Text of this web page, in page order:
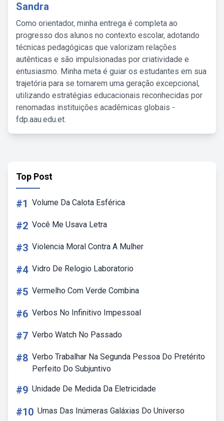
Sandra
Como orientador, minha entrega é completa ao
progresso dos alunos no contexto escolar, adotando
técnicas pedagógicas que valorizam relações
autênticas e são impulsionadas por criatividade e
entusiasmo. Minha meta é guiar os estudantes em sua
trajetória para se tornarem uma geração excepcional,
utilizando estratégias educacionais reconhecidas por
renomadas instituições acadêmicas globais -
fdp.aau.edu.et.
Top Post
#1 Volume Da Calota Esférica
#2 Você Me Usava Letra
#3 Violencia Moral Contra A Mulher
#4 Vidro De Relogio Laboratorio
#5 Vermelho Com Verde Combina
#6 Verbos No Infinitivo Impessoal
#7 Verbo Watch No Passado
#8 Verbo Trabalhar Na Segunda Pessoa Do Pretérito
Perfeito Do Subjuntivo
#9 Unidade De Medida Da Eletricidade
#10 Umas Das Inúmeras Galáxias Do Universo